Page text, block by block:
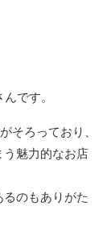
です。
そろっており、
魅力的なお店
のもありがた